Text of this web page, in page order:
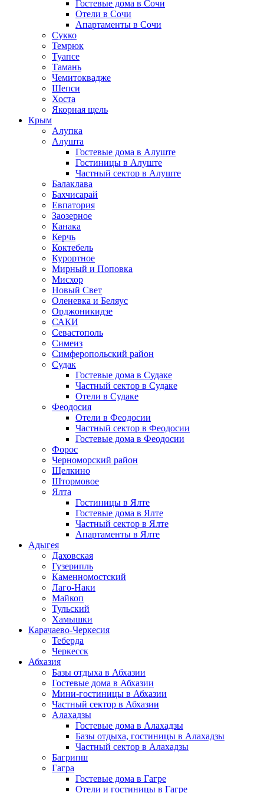
Гостевые дома в Сочи
Отели в Сочи
Апартаменты в Сочи
Сукко
Темрюк
Туапсе
Тамань
Чемитоквадже
Шепси
Хоста
Якорная щель
Крым
Алупка
Алушта
Гостевые дома в Алуште
Гостиницы в Алуште
Частный сектор в Алуште
Балаклава
Бахчисарай
Евпатория
Заозерное
Канака
Керчь
Коктебель
Курортное
Мирный и Поповка
Мисхор
Новый Свет
Оленевка и Беляус
Орджоникидзе
САКИ
Севастополь
Симеиз
Симферопольский район
Судак
Гостевые дома в Судаке
Частный сектор в Судаке
Отели в Судаке
Феодосия
Отели в Феодосии
Частный сектор в Феодосии
Гостевые дома в Феодосии
Форос
Черноморский район
Щелкино
Штормовое
Ялта
Гостиницы в Ялте
Гостевые дома в Ялте
Частный сектор в Ялте
Апартаменты в Ялте
Адыгея
Даховская
Гузерипль
Каменномостский
Лаго-Наки
Майкоп
Тульский
Хамышки
Карачаево-Черкесия
Теберда
Черкесск
Абхазия
Базы отдыха в Абхазии
Гостевые дома в Абхазии
Мини-гостиницы в Абхазии
Частный сектор в Абхазии
Алахадзы
Гостевые дома в Алахадзы
Базы отдыха, гостиницы в Алахадзы
Частный сектор в Алахадзы
Багрипш
Гагра
Гостевые дома в Гагре
Отели и гостиницы в Гагре